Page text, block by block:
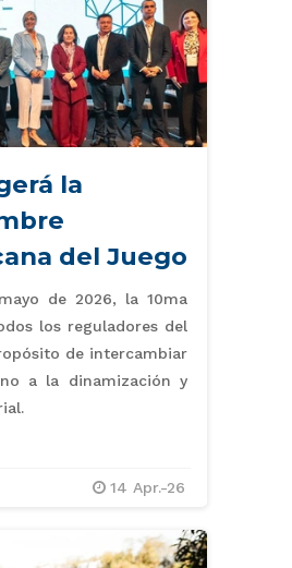
la
del Juego
de 2026, la 10ma
los reguladores del
de intercambiar
a la dinamización y
14 Apr.-26